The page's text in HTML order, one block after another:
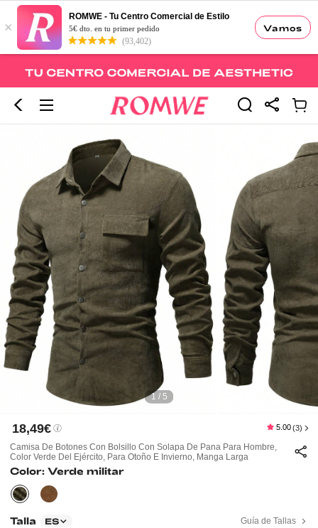
Vamos
×
ROMWE - Tu Centro Comercial de Estilo
5€ dto. en tu primer pedido
(93,402)
1 / 5
18,49€ 5.00 (3)
Camisa De Botones Con Bolsillo Con Solapa De Pana Para Hombre,
Color Verde Del Ejército, Para Otoño E Invierno, Manga Larga
Color: Verde militar
Talla ES Guía de Tallas